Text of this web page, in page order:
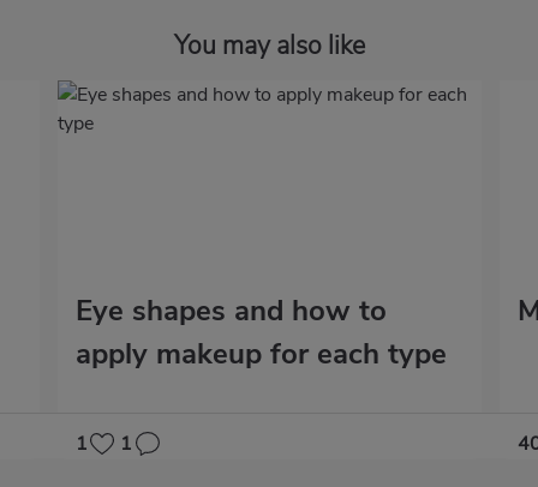
You may also like
Eye shapes and how to
apply makeup for each type
1 1